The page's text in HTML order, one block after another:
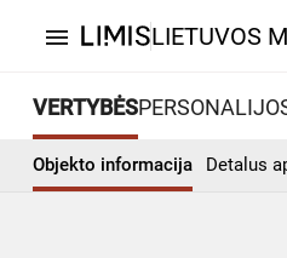
menu LIETUVOS
VERTYBĖS
Objekto informacija Detalus